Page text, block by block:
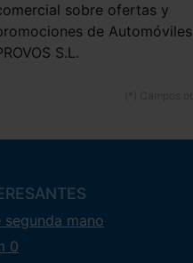
sobre ofertas y
de Automóviles
S.L.
segunda mano
0